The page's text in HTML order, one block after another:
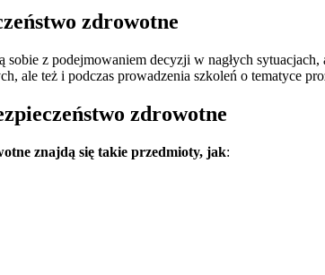
zdrowotne
z podejmowaniem decyzji w nagłych
ale też i podczas prowadzenia szkoleń o tematyce
zdrowotne
znajdą się takie przedmioty, jak: